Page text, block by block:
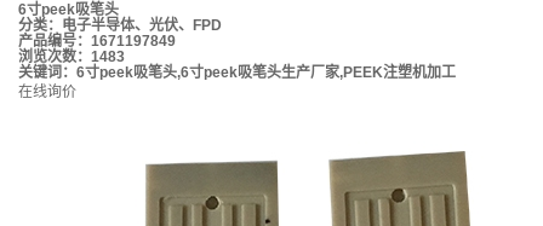
6寸peek吸笔头
分类： 电子半导体、光伏、FPD
产品编号：1671197849
浏览次数：1483
关键词： 6寸peek吸笔头,6寸peek吸笔头生产厂家,PEEK注塑机加工
在线询价